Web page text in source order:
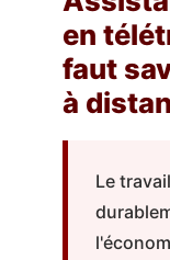
en
faut
à
Le